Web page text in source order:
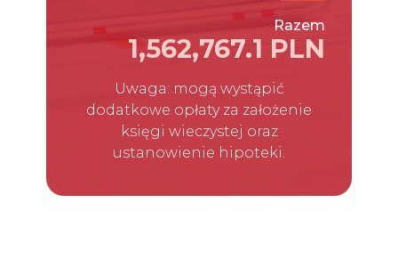
Razem
1,562,767.1 PLN
Uwaga: mogą wystąpić
dodatkowe opłaty za założenie
księgi wieczystej oraz
ustanowienie hipoteki.